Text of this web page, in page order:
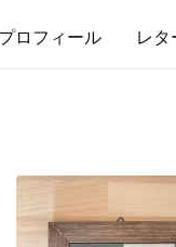
プロフィール レタ